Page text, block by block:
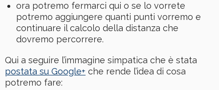
ora potremo fermarci qui o se lo vorrete
potremo aggiungere quanti punti vorremo e
continuare il calcolo della distanza che
dovremo percorrere.
Qui a seguire l’immagine simpatica che è stata
postata su Google+ che rende l’idea di cosa
potremo fare: